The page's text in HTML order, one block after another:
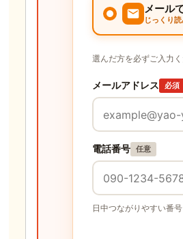
メール
じっくり
選んだ方を必ずご入力
メールアドレス 必須
電話番号 任意
日中つながりやすい番